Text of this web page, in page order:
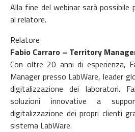
Alla fine del webinar sarà possibile
al relatore.
Relatore
Fabio Carraro – Territory
Con oltre 20 anni di esperienza,
Manager presso LabWare, leader
digitalizzazione dei laboratori.
soluzioni innovative a
digitalizzazione dei propri clienti
sistema LabWare.